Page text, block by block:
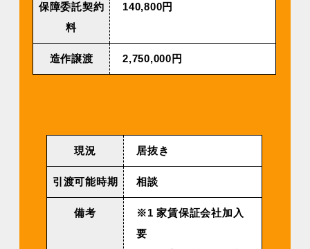
保障委託契約
料
140,800円
造作譲渡 2,750,000円
現況 居抜き
引渡可能時期 相談
備考
※1 家賃保証会社加入
要